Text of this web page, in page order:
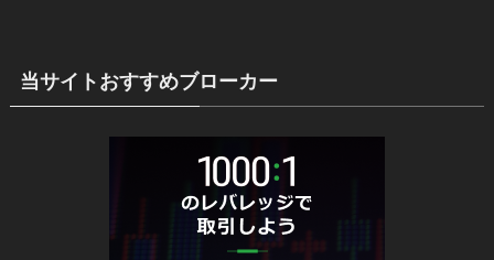
当サイトおすすめブローカー